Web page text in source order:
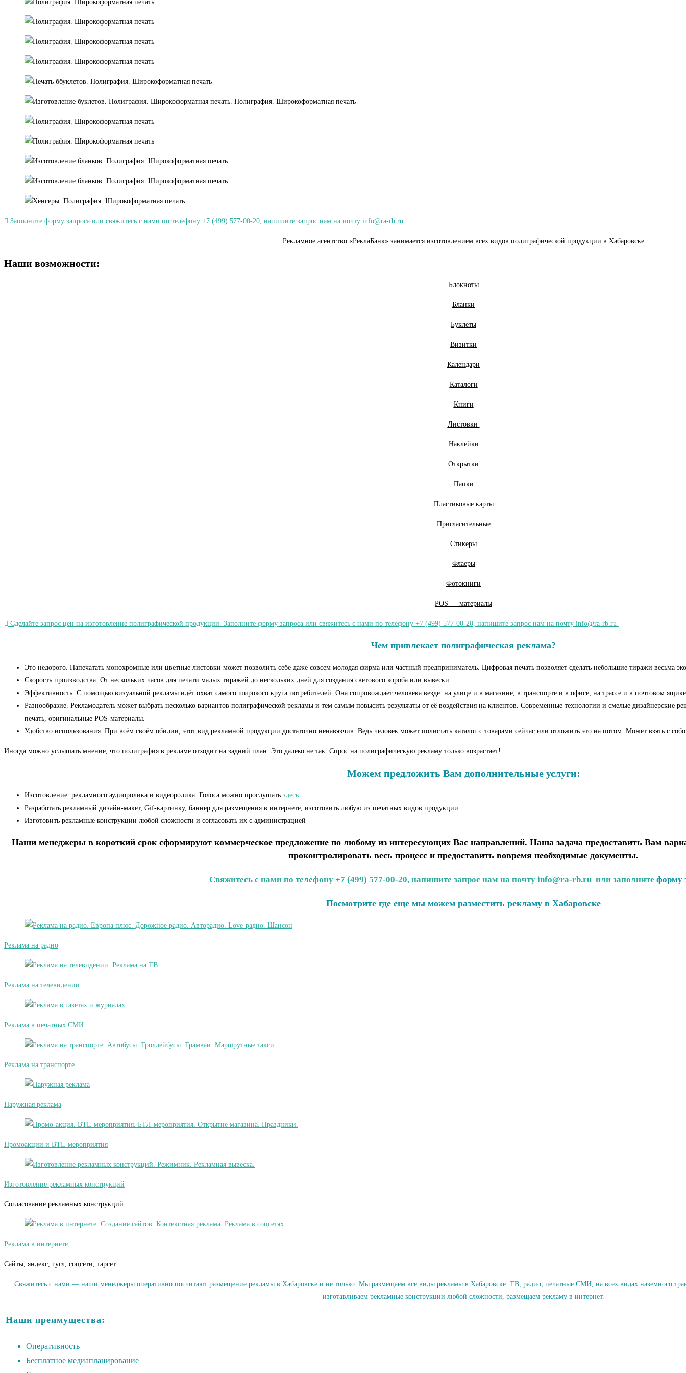
Заполните форму запроса или свяжитесь с нами по телефону +7 (499) 577-00-20, напишите запрос нам на почту info@ra-rb.ru
Рекламное агентство «РеклаБанк» занимается изготовлением всех видов полиграфической продукции в Хабаровске
Наши возможности:
Блокноты
Бланки
Буклеты
Визитки
Календари
Каталоги
Книги
Листовки
Наклейки
Открытки
Папки
Пластиковые карты
Пригласительные
Стикеры
Флаеры
Фотокниги
POS — материалы
Сделайте запрос цен на изготовление полиграфической продукции. Заполните форму запроса или свяжитесь с нами по телефону +7 (499) 577-00-20, напишите запрос нам на почту info@ra-rb.ru
Чем привлекает полиграфическая реклама?
Это недорого. Напечатать монохромные или цветные листовки может позволить себе даже совсем молодая фирма или частный предприниматель. Цифровая печать позволяет сделать небольшие тиражи весьма
Скорость производства. От нескольких часов для печати малых тиражей до нескольких дней для создания светового короба или вывески.
Эффективность. С помощью визуальной рекламы идёт охват самого широкого круга потребителей. Она сопровождает человека везде: на улице и в магазине, в транспорте и в офисе, на трассе и в почтовом
Разнообразие. Рекламодатель может выбрать несколько вариантов полиграфической рекламы и тем самым повысить результаты от её воздействия на клиентов. Современные технологии и смелые
печать, оригинальные POS-материалы.
Удобство использования. При всём своём обилии, этот вид рекламной продукции достаточно ненавязчив. Ведь человек может полистать каталог с товарами сейчас или отложить это на потом. Может взять с
Иногда можно услышать мнение, что полиграфия в рекламе отходит на задний план. Это далеко не так. Спрос на полиграфическую рекламу только возрастает!
Можем предложить Вам дополнительные услуги:
Изготовление рекламного аудиоролика и видеоролика. Голоса можно прослушать здесь
Разработать рекламный дизайн-макет, Gif-картинку, баннер для размещения в интернете, изготовить любую из печатных видов продукции.
Изготовить рекламные конструкции любой сложности и согласовать их с администрацией
Наши менеджеры в короткий срок сформируют коммерческое предложение по любому из интересующих Вас направлений. Наша задача предоставить Вам
проконтролировать весь процесс и предоставить вовремя необходимые документы.
Свяжитесь с нами по телефону +7 (499) 577-00-20, напишите запрос нам на почту info@ra-rb.ru или заполните форму
Посмотрите где еще мы можем разместить рекламу в Хабаровске
Реклама на радио
Реклама на телевидении
Реклама в печатных СМИ
Реклама на транспорте
Наружная реклама
Промоакции и BTL-мероприятия
Изготовление рекламных конструкций
Согласование рекламных конструкций
Реклама в интернете
Сайты, яндекс, гугл, соцсети, таргет
Свяжитесь с нами — наши менеджеры оперативно посчитают размещение рекламы в Хабаровске и не только. Мы размещаем все виды рекламы в Хабаровске: ТВ, радио, печатные СМИ, на всех видах наземного
изготавливаем рекламные конструкции любой сложности, размещаем рекламу в интернет.
Наши преимущества:
Оперативность
Бесплатное медиапланирование